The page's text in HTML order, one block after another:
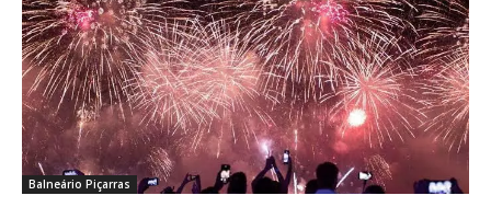
Balneário Piçarras